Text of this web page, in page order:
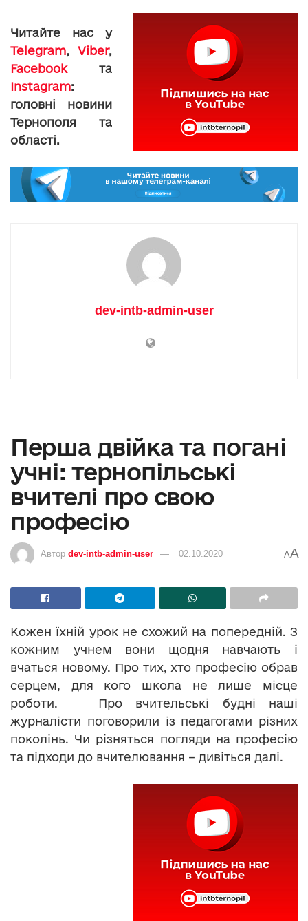
Читайте нас у
Telegram, Viber,
Facebookта
Instagram:
головні новини
Тернополя та
області.
dev-intb-admin-user
Перша двійка та погані
учні: тернопільські
вчителі про свою
професію
Автор dev-intb-admin-user 02.10.2020 AA
Кожен їхній урок не схожий на попередній. З
кожним учнем вони щодня навчають і
вчаться новому. Про тих, хто професію обрав
серцем, для кого школа не лише місце
роботи. Про вчительські будні наші
журналісти поговорили із педагогами різних
поколінь. Чи різняться погляди на професію
та підходи до вчителювання – дивіться далі.